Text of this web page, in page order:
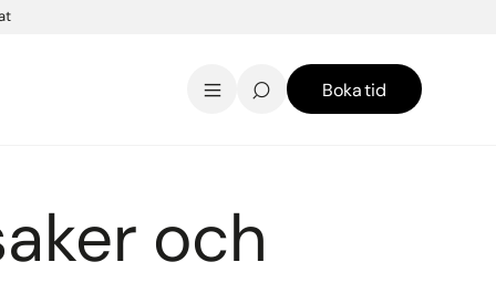
KontaktEnglish
Boka tid
och